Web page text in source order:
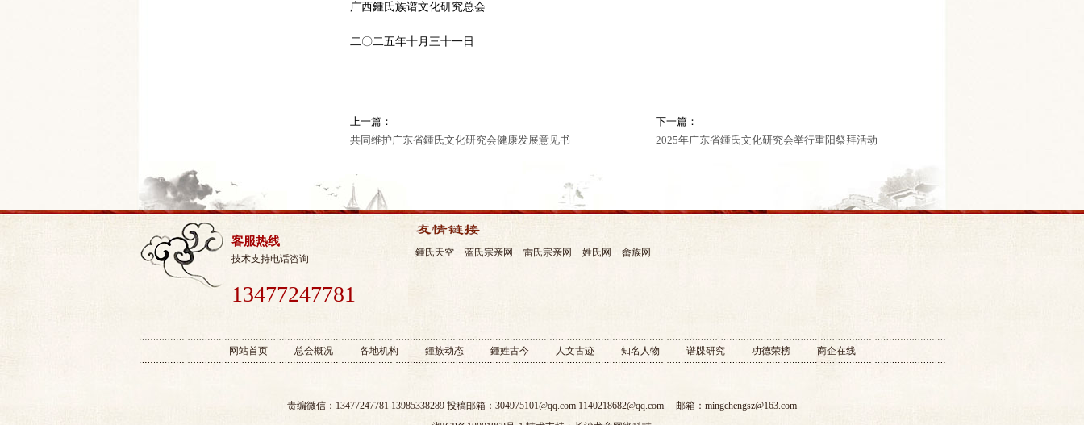
广西鍾氏族谱文化研究总会
二〇二五年十月三十一 日
上一篇：
共同维护广东省鍾氏文化研究会健康发展意见书
下一篇：
2025年广东省鍾氏文化研究会举行重阳祭拜活动
客服热线
技术支持电话咨询
13477247781
鍾氏天空 蓝氏宗亲网 雷氏宗亲网 姓氏网 畲族网
网站首页 总会概况 各地机构 鍾族动态 鍾姓古今 人文古迹 知名人物 谱牒研究 功德荣榜 商企在线
责编微信：13477247781 13985338289 投稿邮箱：304975101@qq.com 1140218682@qq.com 邮箱： mingchengsz@163.com